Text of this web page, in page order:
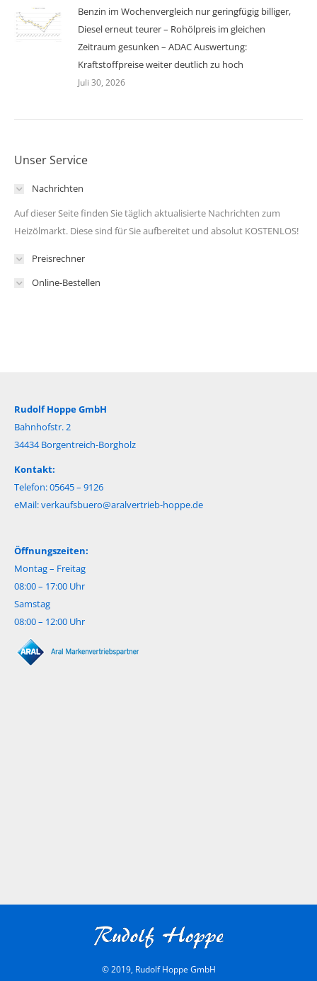
Benzin im Wochenvergleich nur geringfügig billiger,
Diesel erneut teurer – Rohölpreis im gleichen
Zeitraum gesunken – ADAC Auswertung:
Kraftstoffpreise weiter deutlich zu hoch
Juli 30, 2026
Unser Service
Nachrichten
Auf dieser Seite finden Sie täglich aktualisierte Nachrichten zum
Heizölmarkt. Diese sind für Sie aufbereitet und absolut KOSTENLOS!
Preisrechner
Online-Bestellen
Rudolf Hoppe GmbH
Bahnhofstr. 2
34434 Borgentreich-Borgholz
Kontakt:
Telefon: 05645 – 9126
eMail:verkaufsbuero@aralvertrieb-hoppe.de
Öffnungszeiten:
Montag – Freitag
08:00 – 17:00 Uhr
Samstag
08:00 – 12:00 Uhr
© 2019, Rudolf Hoppe GmbH